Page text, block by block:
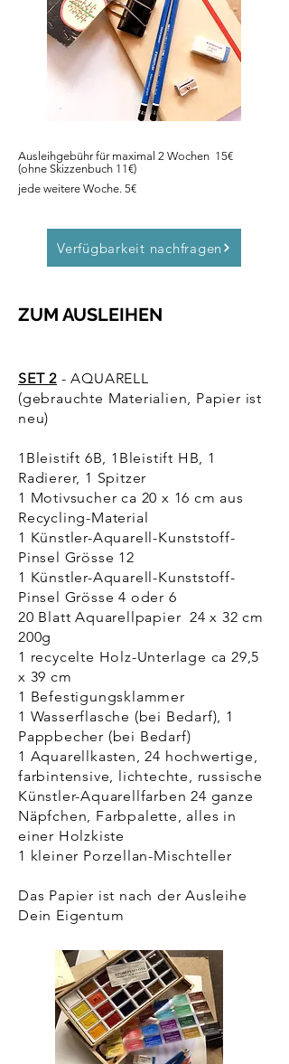
Ausleihgebühr für maximal 2 Wochen 15€
(ohne Skizzenbuch 11€)
jede weitere Woche. 5€
Verfügbarkeit nachfragen
ZUM AUSLEIHEN
SET 2 - AQUARELL
(gebrauchte Materialien, Papier ist
neu)
1Bleistift 6B, 1Bleistift HB, 1
Radierer, 1 Spitzer
1 Motivsucher ca 20 x 16 cm aus
Recycling-Material
1 Künstler-Aquarell-Kunststoff-
Pinsel Grösse 12
1 Künstler-Aquarell-Kunststoff-
Pinsel Grösse 4 oder 6
20 Blatt Aquarellpapier 24 x 32 cm
200g
1 recycelte Holz-Unterlage ca 29,5
x 39 cm
1 Befestigungsklammer
1 Wasserflasche (bei Bedarf), 1
Pappbecher (bei Bedarf)
1 Aquarellkasten, 24 hochwertige,
farbintensive, lichtechte, russische
Künstler-Aquarellfarben 24 ganze
Näpfchen, Farbpalette, alles in
einer Holzkiste
1 kleiner Porzellan-Mischteller
Das Papier ist nach der Ausleihe
Dein Eigentum